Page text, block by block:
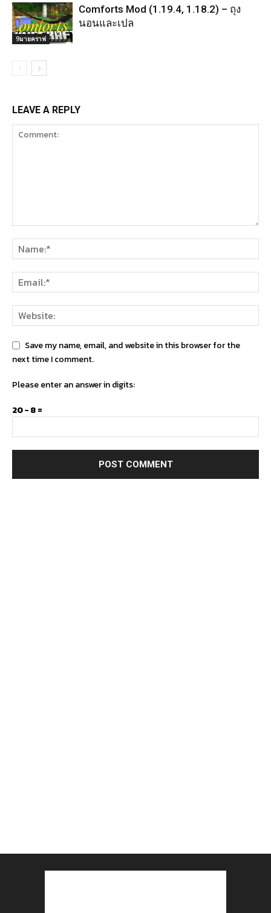
9มายคราฟ
Comforts Mod (1.19.4, 1.18.2) – ถุง
นอนและเปล
LEAVE A REPLY
Save my name, email, and website in this browser for the
next time I comment.
Please enter an answer in digits:
20 − 8 =